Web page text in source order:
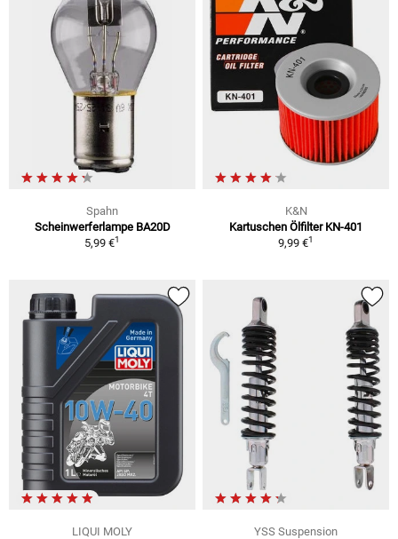
Spahn
Scheinwerferlampe BA20D
5,99 €1
K&N
Kartuschen Ölfilter KN-401
9,99 €1
LIQUI MOLY
YSS Suspension